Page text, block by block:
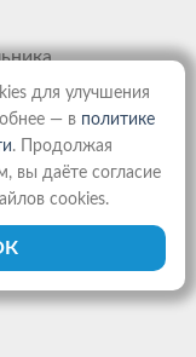
для улучшения
— в политике
. Продолжая
вы даёте согласие
cookies.